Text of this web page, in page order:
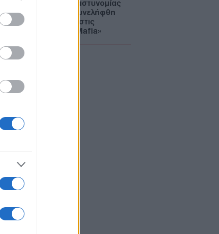
της γερμανικής αστυνομίας
ρωσόφωνη μαφία: Συνελήφθη
εμπλεκόμενος στις
της «Greek Mafia»
08/26 - 15:22
πρόεδρος» – Τι
για Ιράν, Κίνα, Τεχνητή
08/26 - 15:15
ο κρατικός
08/26 - 15:10
βιομηχανίες: Στο
στελέχη πίσω από τους